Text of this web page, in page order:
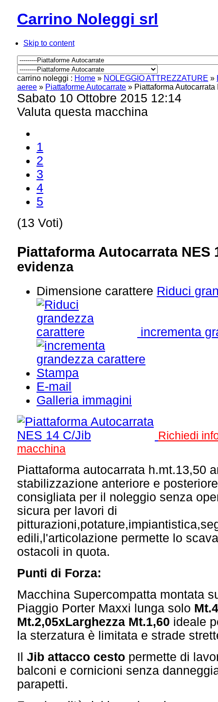
Carrino Noleggi srl
Skip to content
carrino noleggi : Home » NOLEGGIO ATTREZZATURE »
aeree » Piattaforme Autocarrate » Piattaforma
Sabato 10 Ottobre 2015 12:14
Valuta questa macchina
1
2
3
4
5
(13 Voti)
Piattaforma Autocarrata NES
evidenza
Dimensione carattere Riduci
incrementa
Stampa
E-mail
Galleria immagini
Richiedi
macchina
Piattaforma autocarrata h.mt.13,50
stabilizzazione anteriore e
consigliata per il noleggio senza
sicura per lavori di
edili,l'articolazione permette lo
ostacoli in quota.
Punti di Forza:
Macchina Supercompatta montata
Piaggio Porter Maxxi lunga solo
Mt.2,05xLarghezza Mt.1,60 ideale
la sterzatura è limitata e strade
Il Jib attacco cesto permette di
balconi e cornicioni senza
parapetti.